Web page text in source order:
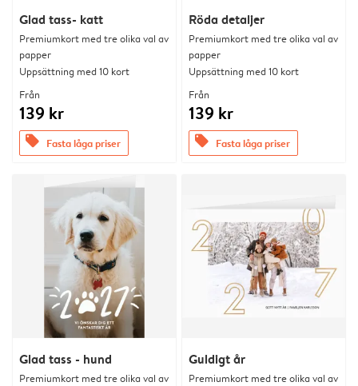
Glad tass- katt
Premiumkort med tre olika val av
papper
Uppsättning med 10 kort
Från
139 kr
offers Fasta låga priser
Röda detaljer
Premiumkort med tre olika val av
papper
Uppsättning med 10 kort
Från
139 kr
offers Fasta låga priser
Glad tass - hund
Premiumkort med tre olika val av
Guldigt år
Premiumkort med tre olika val av